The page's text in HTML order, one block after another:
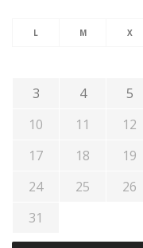
L M X
3
4 5
10
11 12
17
18 19
24
25 26
31